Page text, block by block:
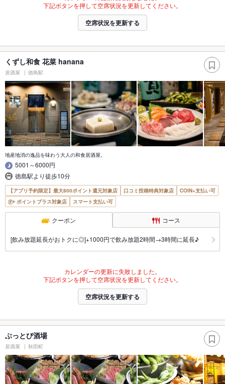
下記ボタンを押して空席状況を更新してください。
空席状況を更新する
くずし和食 花菜 hanana
居酒屋 徳島駅
地産地消の逸品を味わう大人の和食居酒屋。
5001～6000円
徳島駅より徒歩10分
【アプリ予約限定】最大800ポイント還元対象店 口コミ投稿特典対象店
COIN+支払い可
ポイントプラス対象店
スマート支払い可
クーポン コース
[飲み放題延長がおトクに◎]+1000円で飲み放題2時間→3時間に延長♪
カレンダーの更新に失敗しました。
下記ボタンを押して空席状況を更新してください。
空席状況を更新する
ぶっとび酒場
居酒屋 秋田町